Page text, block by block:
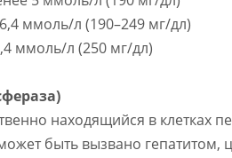
ммоль/л (190–249 мг/дл)
ммоль/л (250 мг/дл)
находящийся в клетках
быть вызвано гепатитом,